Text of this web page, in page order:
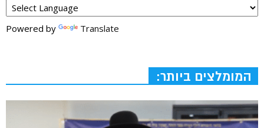
Powered by Translate
המומלצים ביותר: